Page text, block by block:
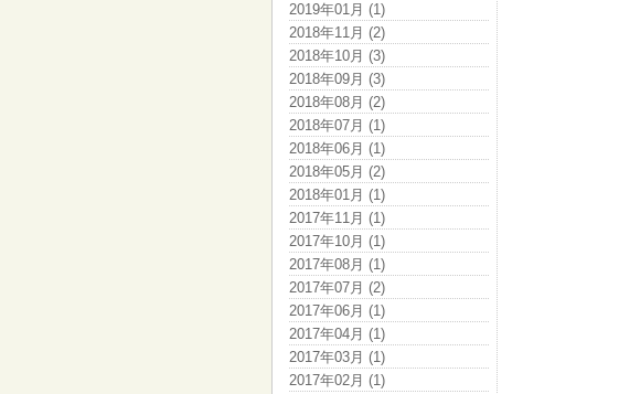
2019年01月 (1)
2018年11月 (2)
2018年10月 (3)
2018年09月 (3)
2018年08月 (2)
2018年07月 (1)
2018年06月 (1)
2018年05月 (2)
2018年01月 (1)
2017年11月 (1)
2017年10月 (1)
2017年08月 (1)
2017年07月 (2)
2017年06月 (1)
2017年04月 (1)
2017年03月 (1)
2017年02月 (1)